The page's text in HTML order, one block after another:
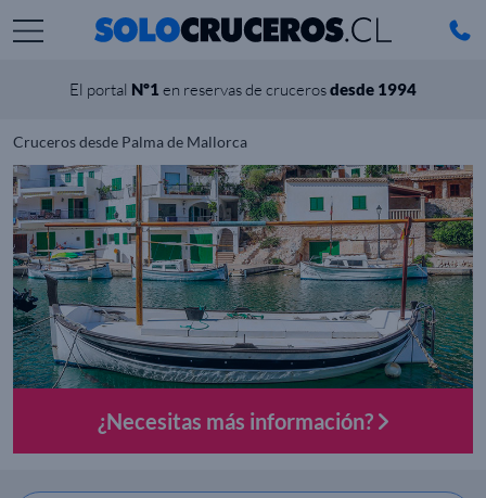
El portal Nº1 en reservas de crucerosdesde 1994
Cruceros desde Palma de Mallorca
¿Necesitas más información?